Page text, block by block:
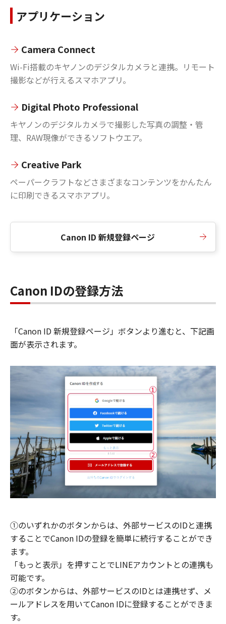
アプリケーション
Camera Connect
Wi-Fi搭載のキヤノンのデジタルカメラと連携。リモート
撮影などが行えるスマホアプリ。
Digital Photo Professional
キヤノンのデジタルカメラで撮影した写真の調整・管
理、RAW現像ができるソフトウエア。
Creative Park
ペーパークラフトなどさまざまなコンテンツをかんたん
に印刷できるスマホアプリ。
Canon ID 新規登録ページ
Canon IDの登録方法
「Canon ID 新規登録ページ」ボタンより進むと、下記画
面が表示されます。
①のいずれかのボタンからは、外部サービスのIDと連携
することでCanon IDの登録を簡単に続行することができ
ます。
「もっと表示」を押すことでLINEアカウントとの連携も
可能です。
②のボタンからは、外部サービスのIDとは連携せず、メ
ールアドレスを用いてCanon IDに登録することができま
す。